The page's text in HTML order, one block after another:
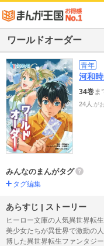
ワールドオーダー
青年
河和
34巻ま
24人 が
みんなのまんがタグ
タグ編集
あらすじ | ストーリー
ヒーロー文庫の人気異世界転
美少女たちが異世界で激動の
博した異世界転生ファンタジ